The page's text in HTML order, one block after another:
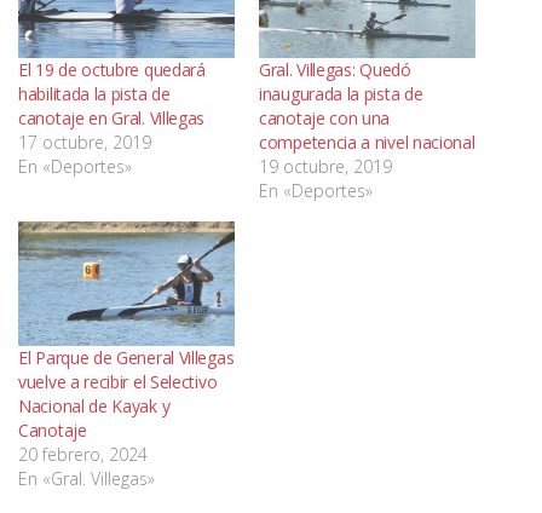
El 19 de octubre quedará
habilitada la pista de
canotaje en Gral. Villegas
17 octubre, 2019
En «Deportes»
Gral. Villegas: Quedó
inaugurada la pista de
canotaje con una
competencia a nivel nacional
19 octubre, 2019
En «Deportes»
El Parque de General Villegas
vuelve a recibir el Selectivo
Nacional de Kayak y
Canotaje
20 febrero, 2024
En «Gral. Villegas»